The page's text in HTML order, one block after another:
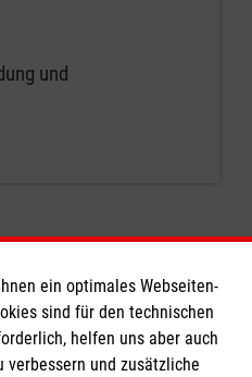
und
ein optimales Webseiten-
sind für den technischen
helfen uns aber auch
und zusätzliche